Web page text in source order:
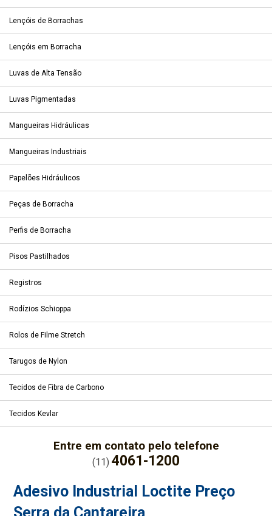
Lençóis de Borrachas
Lençóis em Borracha
Luvas de Alta Tensão
Luvas Pigmentadas
Mangueiras Hidráulicas
Mangueiras Industriais
Papelões Hidráulicos
Peças de Borracha
Perfis de Borracha
Pisos Pastilhados
Registros
Rodízios Schioppa
Rolos de Filme Stretch
Tarugos de Nylon
Tecidos de Fibra de Carbono
Tecidos Kevlar
Entre em contato pelo telefone
(11) 4061-1200
Adesivo Industrial Loctite Preço